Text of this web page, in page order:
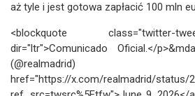
aż tyle i jest gotowa zapłacić 100 mln
<blockquote class="twitter-
dir="ltr">Comunicado Oficial.</
href="https://x.com/realmadrid/status/